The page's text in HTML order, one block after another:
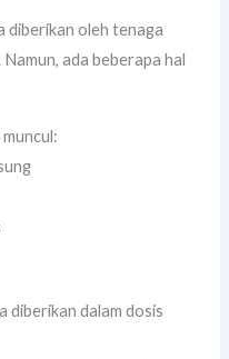
diberikan oleh tenaga
ada beberapa hal
diberikan dalam dosis